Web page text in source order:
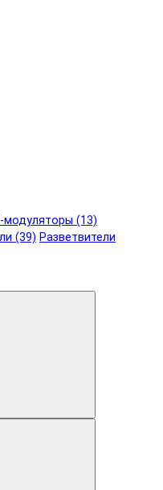
модуляторы (13)
(39) Разветвители